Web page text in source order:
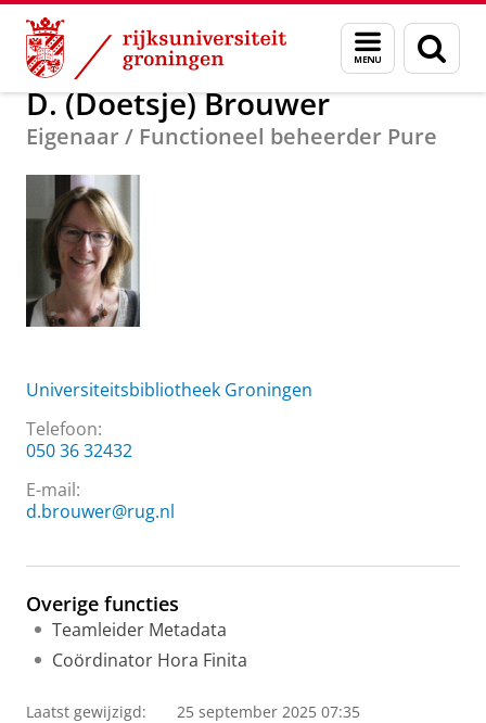
Skip
Content
Skip
Navigation
Menu
en
zoeken
Over ons D. (Doetsje) Brouwer
D. (Doetsje) Brouwer
Eigenaar / Functioneel beheerder Pure
Universiteitsbibliotheek Groningen
Telefoon:
050 36 32432
E-mail:
d.brouwer@rug.nl
Overige functies
Teamleider Metadata
Coördinator Hora Finita
Laatst gewijzigd: 25 september 2025 07:35